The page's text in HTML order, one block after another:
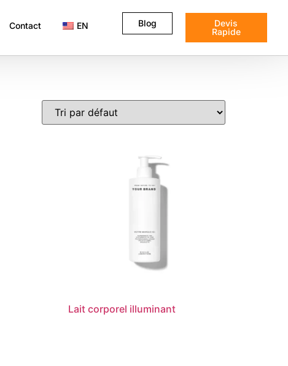
Contact EN Blog
Devis
Rapide
Lait corporel illuminant